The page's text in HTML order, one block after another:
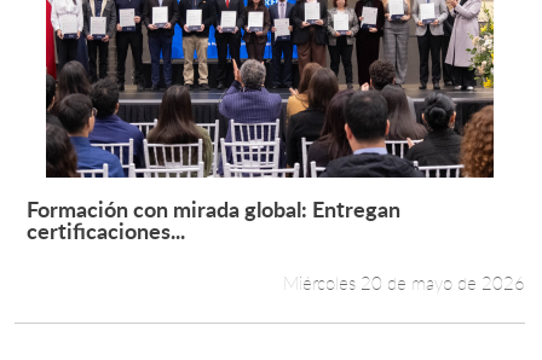
Leer más +
Formación con mirada global: Entregan
certificaciones...
Miércoles 20 de mayo de 2026